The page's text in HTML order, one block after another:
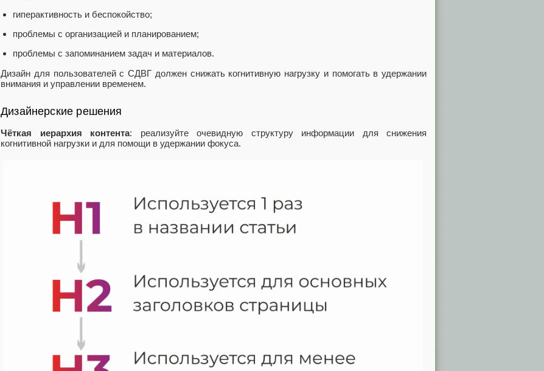
гиперактивность и беспокойство;
проблемы с организацией и планированием;
проблемы с запоминанием задач и материалов.
Дизайн для пользователей с СДВГ должен снижать когнитивную нагрузку и помогать в удержании
внимания и управлении временем.
Дизайнерские решения
Чёткая иерархия контента: реализуйте очевидную структуру информации для снижения
когнитивной нагрузки и для помощи в удержании фокуса.